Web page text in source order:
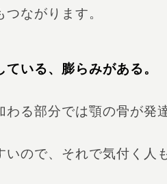
ながります。
いる、膨らみがある。
る部分では顎の骨が発
ので、それで気付く人